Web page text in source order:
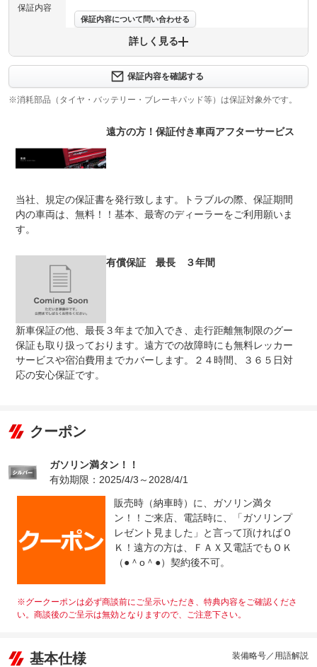
保証内容
保証内容について問い合わせる
上限金額
保証修理
受付先
-
法定整備
※車検なし・車検整備付の場合は法定24ヶ月点検整備付
※商用車は6ヶ月または12ヶ月点検整備付
について
メンテナンスを行い安心のカーライフを多くのユーザー様
に提供しております。
詳しく見る
保証内容を確認する
※消耗部品（タイヤ・バッテリー・ブレーキパッド等）は保証対象外です。
遠方の方！保証付き車両アフターサービス
当社、規定の保証書を発行致します。トラブルの際、保証期間
内の車両は、無料！！基本、最寄のディーラーをご利用願いま
す。
有償保証 最長 ３年間
新車保証の他、最長３年まで加入でき、走行距離無制限のグー
保証も取り扱っております。遠方での故障時にも無料レッカー
サービスや宿泊費用までカバーします。２４時間、３６５日対
応の安心保証です。
クーポン
ガソリン満タン！！
有効期限：2025/4/3～2028/4/1
販売時（納車時）に、ガソリン満タ
ン！！ご来店、電話時に、「ガソリンプ
レゼント見ました」と言って頂ければＯ
Ｋ！遠方の方は、ＦＡＸ又電話でもＯＫ
（●＾o＾●）契約後不可。
※グークーポンは必ず商談前にご呈示いただき、特典内容をご確認くださ
い。商談後のご呈示は無効となりますので、ご注意下さい。
基本仕様 装備略号／用語解説